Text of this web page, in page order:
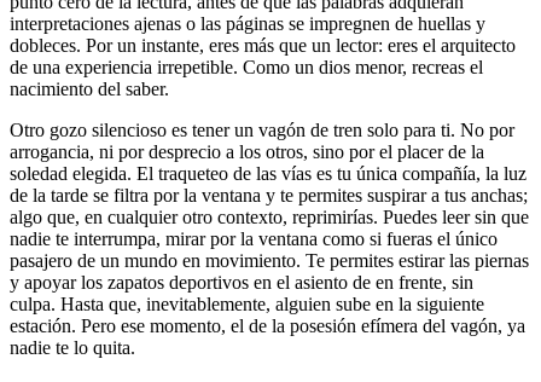
interpretaciones ajenas o las páginas se impregnen de huellas y
dobleces. Por un instante, eres más que un lector: eres el arquitecto
de una experiencia irrepetible. Como un dios menor, recreas el
nacimiento del saber.
Otro gozo silencioso es tener un vagón de tren solo para ti. No por
arrogancia, ni por desprecio a los otros, sino por el placer de la
soledad elegida. El traqueteo de las vías es tu única compañía, la luz
de la tarde se filtra por la ventana y te permites suspirar a tus anchas;
algo que, en cualquier otro contexto, reprimirías. Puedes leer sin que
nadie te interrumpa, mirar por la ventana como si fueras el único
pasajero de un mundo en movimiento. Te permites estirar las piernas
y apoyar los zapatos deportivos en el asiento de en frente, sin
culpa. Hasta que, inevitablemente, alguien sube en la siguiente
estación. Pero ese momento, el de la posesión efímera del vagón, ya
nadie te lo quita.